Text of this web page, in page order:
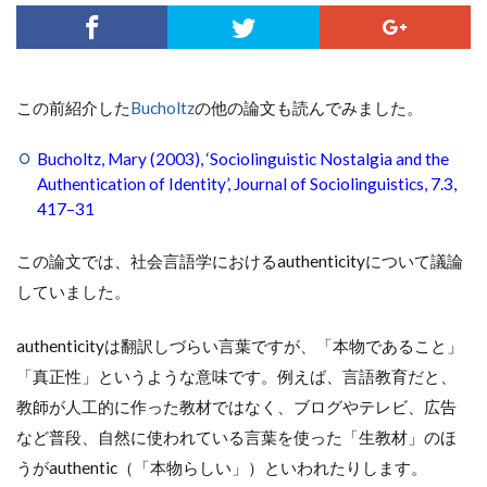
この前紹介したBucholtzの他の論文も読んでみました。
Bucholtz, Mary (2003), ‘Sociolinguistic Nostalgia and the
Authentication of Identity’, Journal of Sociolinguistics, 7.3,
417–31
この論文では、社会言語学におけるauthenticityについて議論
していました。
authenticityは翻訳しづらい言葉ですが、「本物であること」
「真正性」というような意味です。例えば、言語教育だと、
教師が人工的に作った教材ではなく、ブログやテレビ、広告
など普段、自然に使われている言葉を使った「生教材」のほ
うがauthentic（「本物らしい」）といわれたりします。